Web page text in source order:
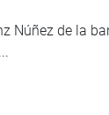
Núñez de la